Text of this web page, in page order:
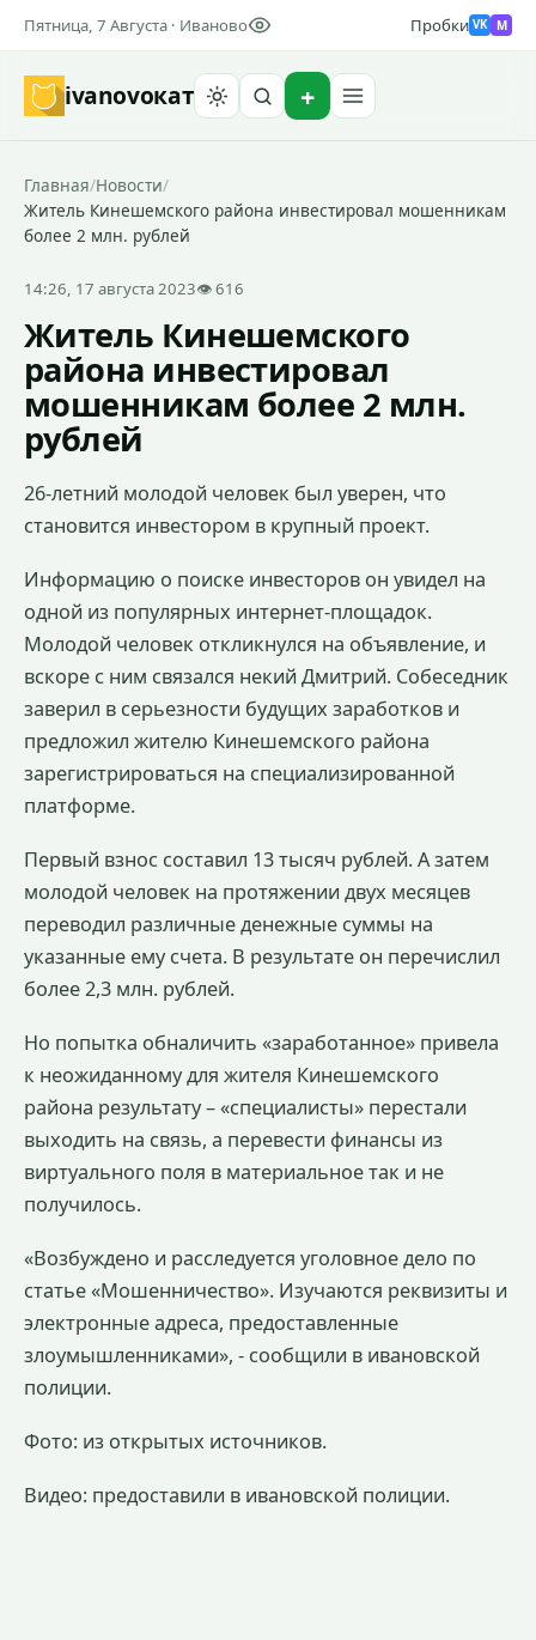
Пятница, 7 Августа · Иваново Пробки VK M
ivanovoкат
Главная/Новости/
Житель Кинешемского района инвестировал мошенникам
более 2 млн. рублей
14:26, 17 августа 2023👁 616
Житель Кинешемского
района инвестировал
мошенникам более 2 млн.
рублей
26-летний молодой человек был уверен, что
становится инвестором в крупный проект.
Информацию о поиске инвесторов он увидел на
одной из популярных интернет-площадок.
Молодой человек откликнулся на объявление, и
вскоре с ним связался некий Дмитрий. Собеседник
заверил в серьезности будущих заработков и
предложил жителю Кинешемского района
зарегистрироваться на специализированной
платформе.
Первый взнос составил 13 тысяч рублей. А затем
молодой человек на протяжении двух месяцев
переводил различные денежные суммы на
указанные ему счета. В результате он перечислил
более 2,3 млн. рублей.
Но попытка обналичить «заработанное» привела
к неожиданному для жителя Кинешемского
района результату – «специалисты» перестали
выходить на связь, а перевести финансы из
виртуального поля в материальное так и не
получилось.
«Возбуждено и расследуется уголовное дело по
статье «Мошенничество». Изучаются реквизиты и
электронные адреса, предоставленные
злоумышленниками», - сообщили в ивановской
полиции.
Фото: из открытых источников.
Видео: предоставили в ивановской полиции.